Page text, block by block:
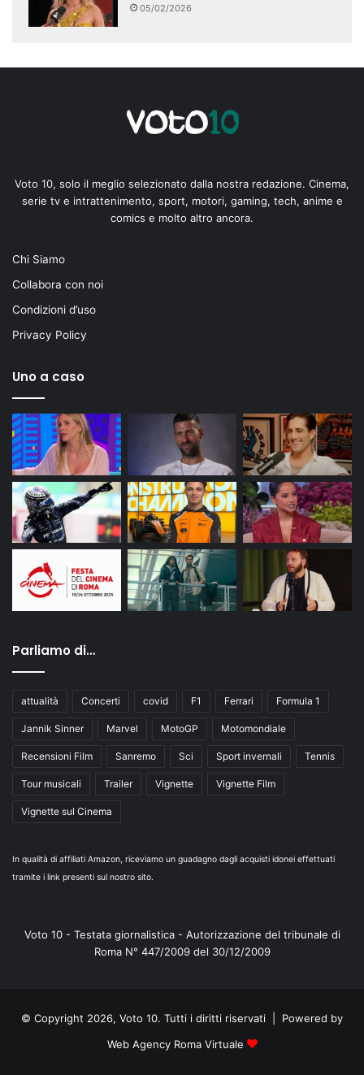
05/02/2026
Voto 10, solo il meglio selezionato dalla nostra redazione. Cinema,
serie tv e intrattenimento, sport, motori, gaming, tech, anime e
comics e molto altro ancora.
Chi Siamo
Collabora con noi
Condizioni d’uso
Privacy Policy
Uno a caso
Parliamo di…
attualità Concerti covid F1 Ferrari Formula 1
Jannik Sinner Marvel MotoGP Motomondiale
Recensioni Film Sanremo Sci Sport invernali Tennis
Tour musicali Trailer Vignette Vignette Film
Vignette sul Cinema
In qualità di affiliati Amazon, riceviamo un guadagno dagli acquisti idonei effettuati
tramite i link presenti sul nostro sito.
Voto 10 - Testata giornalistica - Autorizzazione del tribunale di
Roma N° 447/2009 del 30/12/2009
© Copyright 2026, Voto 10. Tutti i diritti riservati | Powered by
Web Agency Roma Virtuale